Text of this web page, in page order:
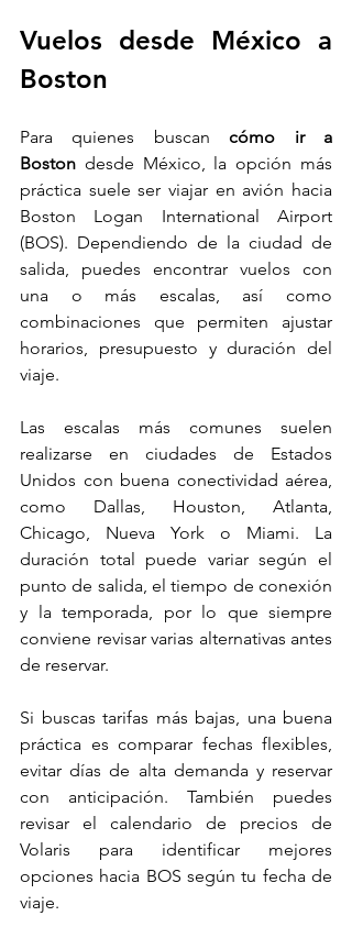
Vuelos desde México a
Boston
Para quienes buscan cómo ir a
Boston desde México, la opción más
práctica suele ser viajar en avión hacia
Boston Logan International Airport
(BOS). Dependiendo de la ciudad de
salida, puedes encontrar vuelos con
una o más escalas, así como
combinaciones que permiten ajustar
horarios, presupuesto y duración del
viaje.
Las escalas más comunes suelen
realizarse en ciudades de Estados
Unidos con buena conectividad aérea,
como Dallas, Houston, Atlanta,
Chicago, Nueva York o Miami. La
duración total puede variar según el
punto de salida, el tiempo de conexión
y la temporada, por lo que siempre
conviene revisar varias alternativas antes
de reservar.
Si buscas tarifas más bajas, una buena
práctica es comparar fechas flexibles,
evitar días de alta demanda y reservar
con anticipación. También puedes
revisar el calendario de precios de
Volaris para identificar mejores
opciones hacia BOS según tu fecha de
viaje.